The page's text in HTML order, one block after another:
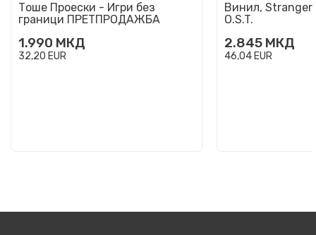
Тоше Проески - Игри без
граници ПРЕТПРОДАЖБА
1.990 МКД
32,20 EUR
Винил, Stranger
O.S.T.
2.845 МКД
46,04EUR